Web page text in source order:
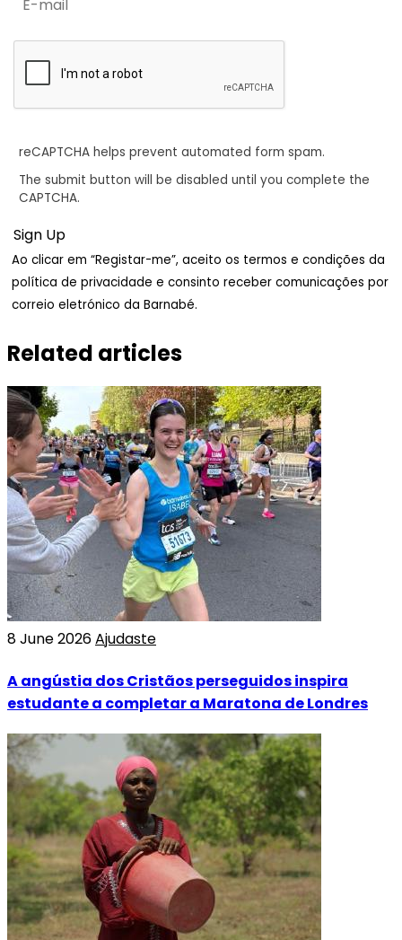
reCAPTCHA helps prevent automated form spam.
The submit button will be disabled until you complete the
CAPTCHA.
Ao clicar em “Registar-me”, aceito os termos e condições da
política de privacidade e consinto receber comunicações por
correio eletrónico da Barnabé.
Related articles
8 June 2026Ajudaste
A angústia dos Cristãos perseguidos inspira
estudante a completar a Maratona de Londres